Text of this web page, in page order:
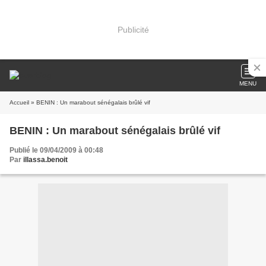
Publicité
MENU
Accueil » BENIN : Un marabout sénégalais brûlé vif
BENIN : Un marabout sénégalais brûlé vif
Publié le 09/04/2009 à 00:48
Par illassa.benoit